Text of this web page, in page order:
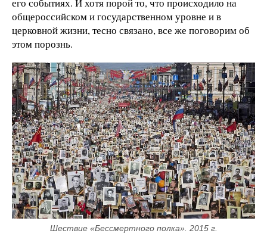
его событиях. И хотя порой то, что происходило на
общероссийском и государственном уровне и в
церковной жизни, тесно связано, все же поговорим об
этом порознь.
Шествие «Бессмертного полка». 2015 г.